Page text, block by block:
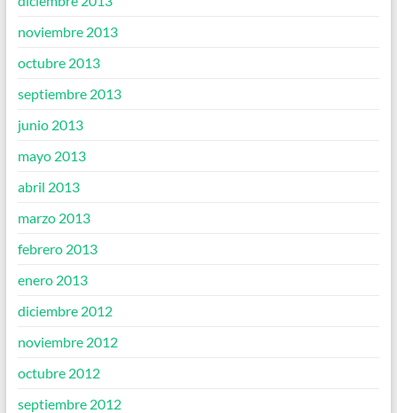
noviembre 2013
octubre 2013
septiembre 2013
junio 2013
mayo 2013
abril 2013
marzo 2013
febrero 2013
enero 2013
diciembre 2012
noviembre 2012
octubre 2012
septiembre 2012